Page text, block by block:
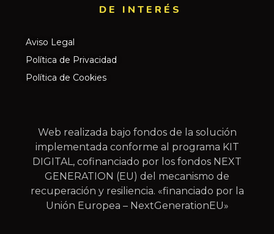
DE INTERÉS​
Aviso Legal
Política de Privacidad
Política de Cookies
Web realizada bajo fondos de la solución
implementada conforme al programa KIT
DIGITAL, cofinanciado por los fondos NEXT
GENERATION (EU) del mecanismo de
recuperación y resiliencia. «financiado por la
Unión Europea – NextGenerationEU»